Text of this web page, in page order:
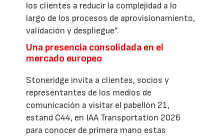
los clientes a reducir la complejidad a lo
largo de los procesos de aprovisionamiento,
validación y despliegue”.
Una presencia consolidada en el
mercado europeo
Stoneridge invita a clientes, socios y
representantes de los medios de
comunicación a visitar el pabellón 21,
estand C44, en IAA Transportation 2026
para conocer de primera mano estas